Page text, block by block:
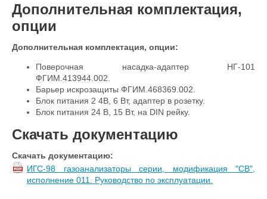
Дополнительная комплектация,
опции
Дополнительная комплектация, опции:
Поверочная насадка-адаптер НГ-101
ФГИМ.413944.002.
Барьер искрозащиты ФГИМ.468369.002.
Блок питания 2 4В, 6 Вт, адаптер в розетку.
Блок питания 24 В, 15 Вт, на DIN рейку.
Скачать документацию
Скачать документацию:
ИГС-98 газоанализаторы серии, модификация "СВ",
исполнение 011. Руководство по эксплуатации.